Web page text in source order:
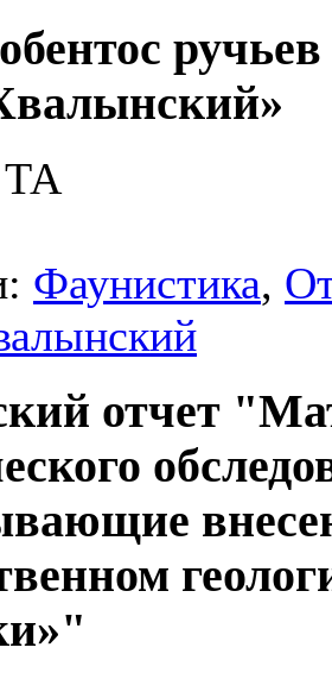
ТА
Фаунистика,
отчет